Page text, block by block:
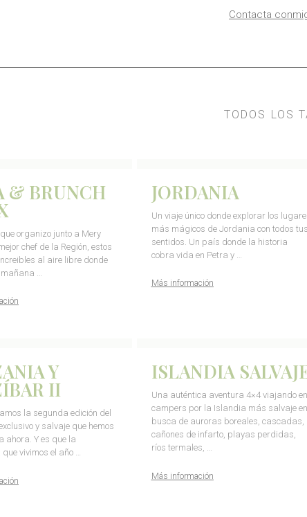
Contacta
TODOS LOS
& BRUNCH
organizo junto a Mery
chef de la Región, estos
al aire libre donde
…
JORDANIA
Un viaje único donde explorar los
más mágicos de Jordania con todos tus
sentidos. Un país donde la historia
cobra vida en Petra y …
Más información
Y
II
la segunda edición del
y salvaje que hemos
ahora. Y es que la
vivimos el año …
ISLANDIA
Una auténtica aventura 4×4 viajando en
campers por la Islandia más salvaje en
busca de auroras boreales, cascadas,
cañones de infarto, playas perdidas,
ríos termales, …
Más información